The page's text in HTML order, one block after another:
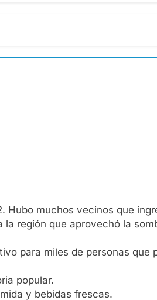
Hubo muchos vecinos que
región que aprovechó la
para miles de personas que
popular.
y bebidas frescas.